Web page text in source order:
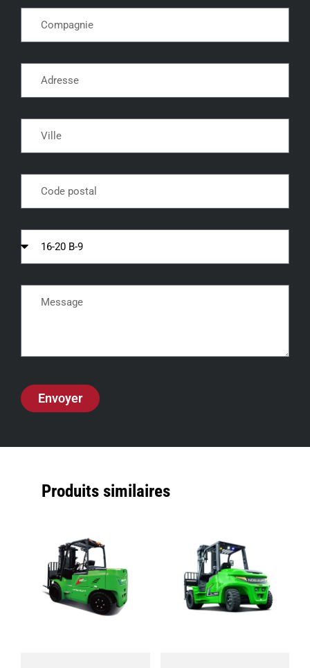
Envoyer
Produits similaires